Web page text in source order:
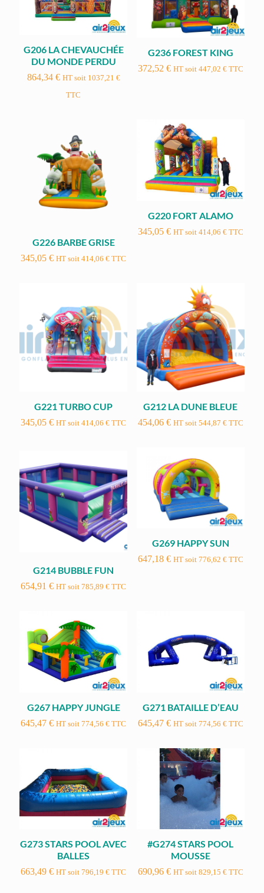
G206 LA CHEVAUCHÉE
DU MONDE PERDU
864,34 € HT soit 1037,21 €
TTC
G236 FOREST KING
372,52 € HT soit 447,02 €TTC
G226 BARBE GRISE
345,05€ HT soit414,06€ TTC
G220 FORT ALAMO
345,05 € HT soit 414,06 €TTC
G221 TURBO CUP
345,05€ HT soit414,06€ TTC
G212 LA DUNE BLEUE
454,06 € HT soit 544,87 €TTC
G214 BUBBLE FUN
654,91€ HT soit785,89€ TTC
G269 HAPPY SUN
647,18 € HT soit 776,62 €TTC
G267 HAPPY JUNGLE
645,47€ HT soit774,56€ TTC
G271 BATAILLE D’EAU
645,47 € HT soit 774,56 €TTC
G273 STARS POOL AVEC
BALLES
663,49€ HT soit796,19€ TTC
#G274 STARS POOL
MOUSSE
690,96 € HT soit 829,15 €TTC